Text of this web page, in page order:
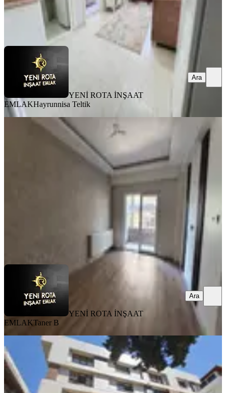
YENİ ROTA İNŞAAT EMLAKHayrunnisa Teltik
YENİ ROTA İNŞAAT
EMLAKHayrunnisa Teltik
Ara
BALKONLU
6 Şubat Sonrası 2+1 Kiralık Daire
Dulkadiroğlu, Bahçeli Evler Mahallesi
90 m²· 2. Kat·31.07.2026
YENİ ROTA İNŞAAT EMLAKTaner B
YENİ ROTA İNŞAAT
EMLAKTaner B
Ara
MANZARALI
Yeni Rota'dan Çarşı Merkezde Eşyalı
2+0 Kiralık Daire
Dulkadiroğlu, Yeni Şehir Mahallesi